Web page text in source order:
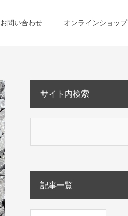
お問い合わせ オンラインショップ
サイト内検索
記事一覧